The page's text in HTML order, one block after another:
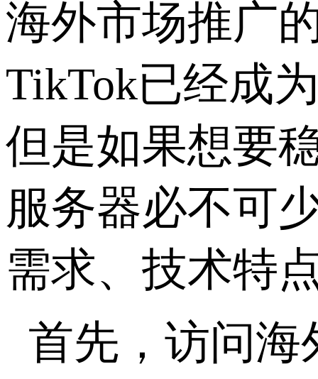
海外市场推广
TikTok已经成
但是如果想要
服务器必不可
需求、技术特
首先，访问海